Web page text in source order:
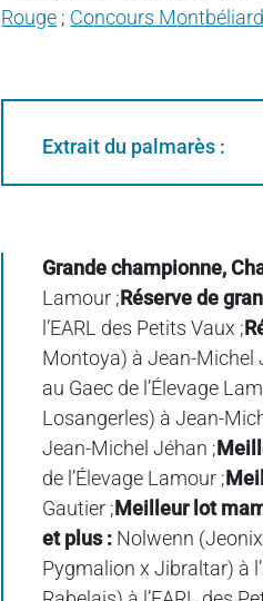
Rouge ; Concours
Extrait du palmarès :
Grande championne,
Lamour ;Réserve de
l’EARL des Petits Vaux ;
Montoya) à Jean-Michel
au Gaec de l’Élevage
Losangerles) à Jean-
Jean-Michel Jéhan ;
de l’Élevage Lamour ;
Gautier ;Meilleur lot
et plus : Nolwenn
Pygmalion x Jibraltar) à
Il y a 6 jours
La myrtille
accompagne
bien les
légumes